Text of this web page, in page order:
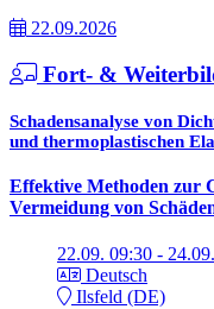
22.09.2026
Fort- &
Schadensanalyse von
und thermoplastischen
Effektive Methoden zur
Vermeidung von
22.09. 09:30 -
Deutsch
Ilsfeld (DE)